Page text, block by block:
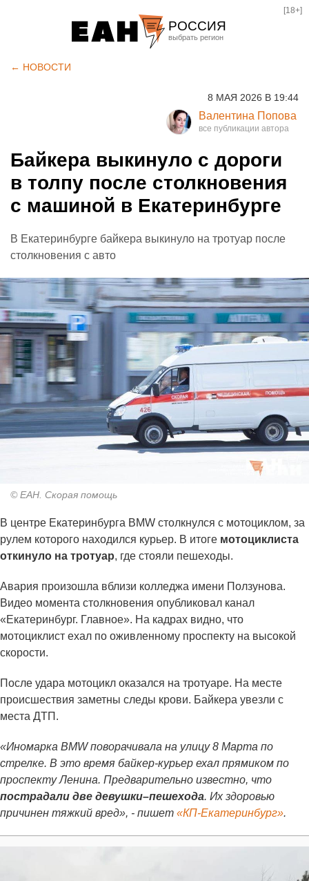
РОССИЯ
Курган
Оренбург
[18+]
← НОВОСТИ
8 МАЯ 2026 В 19:44
Валентина Попова
Байкера выкинуло с дороги
в толпу после столкновения
с машиной в Екатеринбурге
В Екатеринбурге байкера выкинуло на тротуар после
столкновения с авто
© ЕАН. Скорая помощь
В центре Екатеринбурга BMW столкнулся с мотоциклом, за
рулем которого находился курьер. В итоге мотоциклиста
откинуло на тротуар, где стояли пешеходы.
Авария произошла вблизи колледжа имени Ползунова.
Видео момента столкновения опубликовал канал
«Екатеринбург. Главное». На кадрах видно, что
мотоциклист ехал по оживленному проспекту на высокой
скорости.
После удара мотоцикл оказался на тротуаре. На месте
происшествия заметны следы крови. Байкера увезли с
места ДТП.
«Иномарка BMW поворачивала на улицу 8 Марта по
стрелке. В это время байкер-курьер ехал прямиком по
проспекту Ленина. Предварительно известно, что
пострадали две девушки–пешехода. Их здоровью
причинен тяжкий вред», - пишет «КП-Екатеринбург».